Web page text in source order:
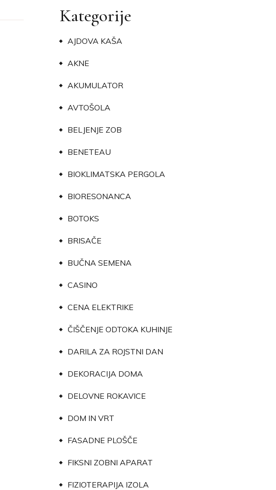
Kategorije
AJDOVA KAŠA
AKNE
AKUMULATOR
AVTOŠOLA
BELJENJE ZOB
BENETEAU
BIOKLIMATSKA PERGOLA
BIORESONANCA
BOTOKS
BRISAČE
BUČNA SEMENA
CASINO
CENA ELEKTRIKE
ČIŠČENJE ODTOKA KUHINJE
DARILA ZA ROJSTNI DAN
DEKORACIJA DOMA
DELOVNE ROKAVICE
DOM IN VRT
FASADNE PLOŠČE
FIKSNI ZOBNI APARAT
FIZIOTERAPIJA IZOLA